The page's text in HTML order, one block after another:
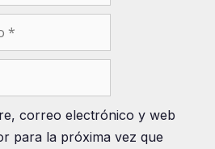
correo electrónico y web
para la próxima vez que